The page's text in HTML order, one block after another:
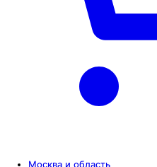
Москва и область